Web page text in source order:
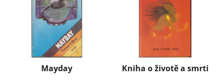
Mayday Kniha o životě a smrti